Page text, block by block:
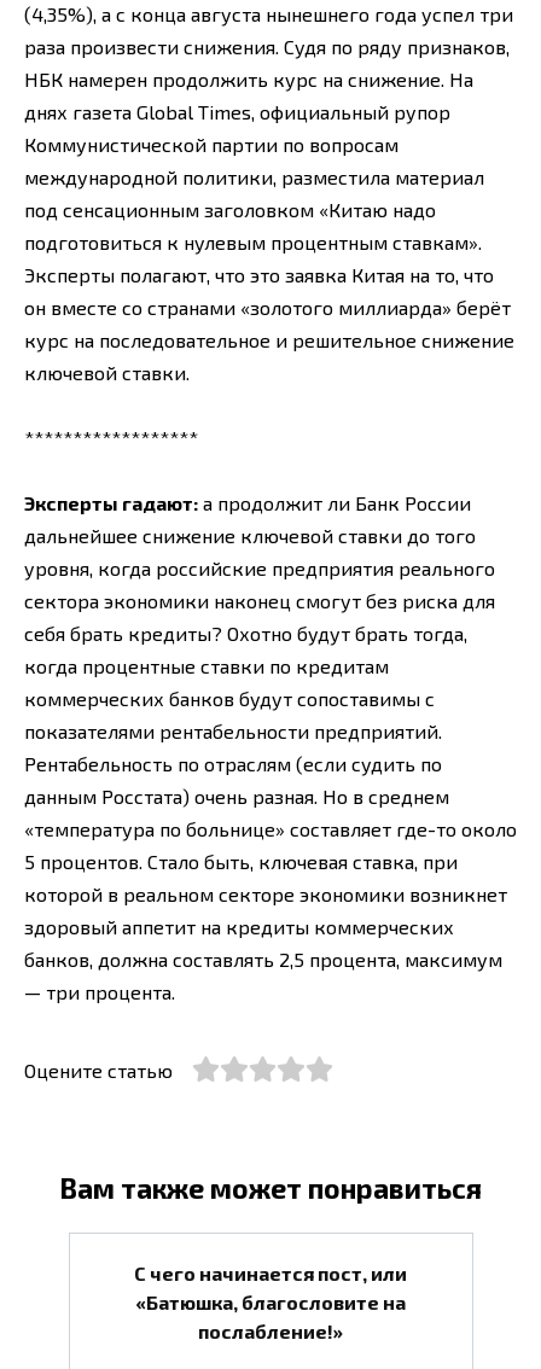
(4,35%), а с конца августа нынешнего года успел три
раза произвести снижения. Судя по ряду признаков,
НБК намерен продолжить курс на снижение. На
днях газета Global Times, официальный рупор
Коммунистической партии по вопросам
международной политики, разместила материал
под сенсационным заголовком «Китаю надо
подготовиться к нулевым процентным ставкам».
Эксперты полагают, что это заявка Китая на то, что
он вместе со странами «золотого миллиарда» берёт
курс на последовательное и решительное снижение
ключевой ставки.
******************
Эксперты гадают: а продолжит ли Банк России
дальнейшее снижение ключевой ставки до того
уровня, когда российские предприятия реального
сектора экономики наконец смогут без риска для
себя брать кредиты? Охотно будут брать тогда,
когда процентные ставки по кредитам
коммерческих банков будут сопоставимы с
показателями рентабельности предприятий.
Рентабельность по отраслям (если судить по
данным Росстата) очень разная. Но в среднем
«температура по больнице» составляет где-то около
5 процентов. Стало быть, ключевая ставка, при
которой в реальном секторе экономики возникнет
здоровый аппетит на кредиты коммерческих
банков, должна составлять 2,5 процента, максимум
— три процента.
Оцените статью
Вам также может понравиться
С чего начинается пост, или
«Батюшка, благословите на
послабление!»